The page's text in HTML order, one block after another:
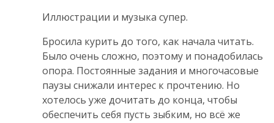
Иллюстрации и музыка супер.
Бросила курить до того, как начала читать.
Было очень сложно, поэтому и понадобилась
опора. Постоянные задания и многочасовые
паузы снижали интерес к прочтению. Но
хотелось уже дочитать до конца, чтобы
обеспечить себя пусть зыбким, но всё же